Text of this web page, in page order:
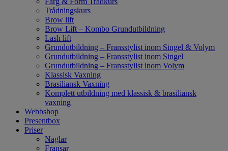
Trådningskurs
Brow lift
Brow Lift – Kombo Grundutbildning
Lash lift
Grundutbildning – Fransstylist inom Singel & Volym
Grundutbildning – Fransstylist inom Singel
Grundutbildning – Fransstylist inom Volym
Klassisk Vaxning
Brasiliansk Vaxning
Komplett utbildning med klassisk & brasiliansk
vaxning
Webbshop
Presentbox
Priser
Naglar
Fransar